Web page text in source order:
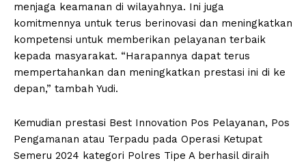
menjaga keamanan di wilayahnya. Ini juga
komitmennya untuk terus berinovasi dan meningkatkan
kompetensi untuk memberikan pelayanan terbaik
kepada masyarakat. “Harapannya dapat terus
mempertahankan dan meningkatkan prestasi ini di ke
depan,” tambah Yudi.
Kemudian prestasi Best Innovation Pos Pelayanan, Pos
Pengamanan atau Terpadu pada Operasi Ketupat
Semeru 2024 kategori Polres Tipe A berhasil diraih